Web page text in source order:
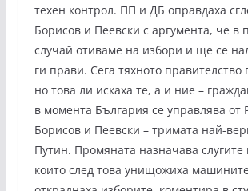
техен контрол. ПП и ДБ оправдаха
Борисов и Пеевски с аргумента, че в
случай отиваме на избори и ще се
ги прави. Сега тяхното правителство
но това ли искаха те, а и ние –
в момента България се управлява от
Борисов и Пеевски – тримата най-
Путин. Промяната назначава слугите
които след това унищожиха